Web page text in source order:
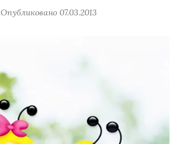
Опубликовано 07.03.2013